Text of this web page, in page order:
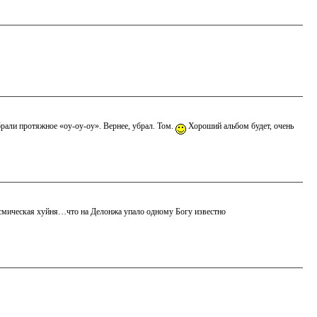
протяжное «оу-оу-оу». Вернее, убрал. Том. Хороший альбом будет, очень
хуйня…что на Делонжа упало одному Богу известно